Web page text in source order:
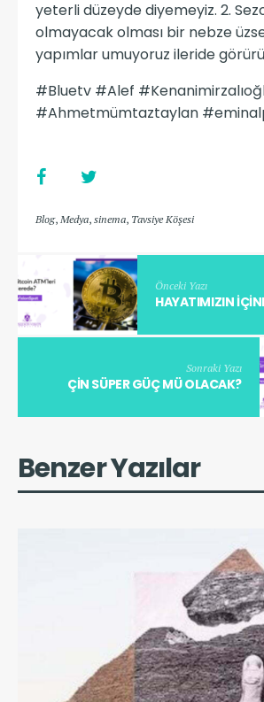
yeterli düzeyde diyemeyiz. 2.
olmayacak olması bir nebze
yapımlar umuyoruz ileride
#Bluetv #Alef
#Ahmetmümtaztaylan
Blog, Medya, sinema, Tavsiye Köşesi
Önceki Yazı
HAYATIMIZIN
Sonraki Yazı
ÇİN SÜPER GÜÇ MÜ OLACAK?
Benzer Yazılar